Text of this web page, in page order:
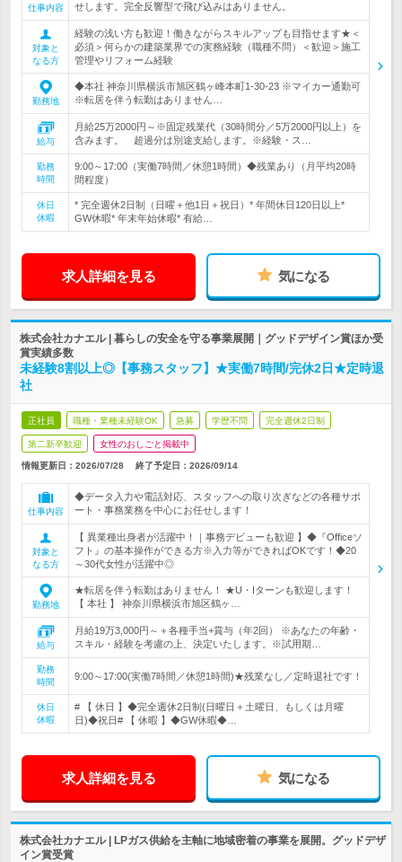
仕事内容
せします。完全反響型で飛び込みはありません。
対象と
なる方
経験の浅い方も歓迎！働きながらスキルアップも目指せます★＜
必須＞何らかの建築業界での実務経験（職種不問）＜歓迎＞施工
管理やリフォーム経験
勤務地
◆本社 神奈川県横浜市旭区鶴ヶ峰本町1-30-23 ※マイカー通勤可
※転居を伴う転勤はありません…
給与
月給25万2000円～※固定残業代（30時間分／5万2000円以上）を
含みます。 超過分は別途支給します。※経験・ス…
勤務
時間
9:00～17:00（実働7時間／休憩1時間）◆残業あり（月平均20時
間程度）
休日
休暇
* 完全週休2日制（日曜＋他1日＋祝日）* 年間休日120日以上*
GW休暇* 年末年始休暇* 有給…
求人詳細を見る 気になる
株式会社カナエル | 暮らしの安全を守る事業展開｜グッドデザイン賞ほか受
賞実績多数
未経験8割以上◎【事務スタッフ】★実働7時間/完休2日★定時退
社
正社員 職種・業種未経験OK 急募 学歴不問 完全週休2日制
第二新卒歓迎 女性のおしごと掲載中
情報更新日：2026/07/28 終了予定日： 2026/09/14
仕事内容
◆データ入力や電話対応、スタッフへの取り次ぎなどの各種サポ
ート・事務業務を中心にお任せします！
対象と
なる方
【 異業種出身者が活躍中！｜事務デビューも歓迎 】◆『Officeソ
フト』の基本操作ができる方※入力等ができればOKです！◆20
～30代女性が活躍中◎
勤務地
★転居を伴う転勤はありません！ ★U・Iターンも歓迎します！
【 本社 】 神奈川県横浜市旭区鶴ヶ…
給与
月給19万3,000円～＋各種手当+賞与（年2回） ※あなたの年齢・
スキル・経験を考慮の上、決定いたします。※試用期…
勤務
時間
9:00～17:00(実働7時間／休憩1時間)★残業なし／定時退社です！
休日
休暇
# 【 休日 】◆完全週休2日制(日曜日＋土曜日、もしくは月曜
日)◆祝日# 【 休暇 】◆GW休暇◆…
求人詳細を見る 気になる
株式会社カナエル | LPガス供給を主軸に地域密着の事業を展開。グッドデザ
イン賞受賞